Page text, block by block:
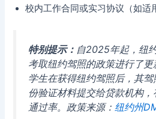
校内工作合同或实习协议（如适
特别提示： 自2025年起，纽
考取纽约驾照的政策进行了
学生在获得纽约驾照后，其
份验证材料提交给贷款机构
通过率。政策来源：纽约州